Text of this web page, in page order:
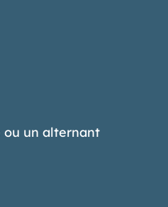
un alternant